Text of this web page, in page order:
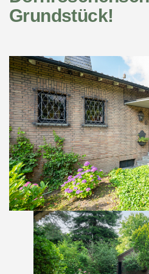
Grundstück!